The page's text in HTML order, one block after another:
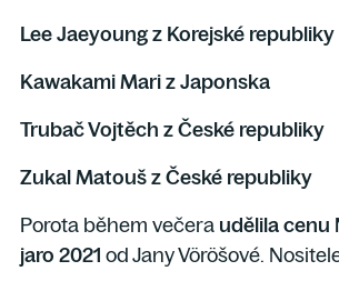
Lee Jaeyoung z Korejské republiky
Kawakami Mari z Japonska
Trubač Vojtěch z České republiky
Zukal Matouš z České republiky
Porota během večera udělila cenu
jaro 2021 od JanyVöröšové.